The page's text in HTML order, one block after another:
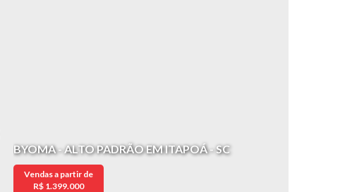
BYOMA - ALTO PADRÃO EM ITAPOÁ - SC
R$ 1.399.000
Vendas a partir de